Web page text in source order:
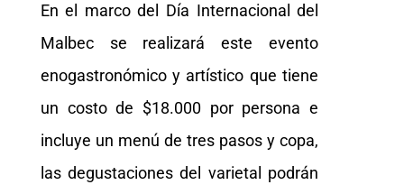
En el marco del Día Internacional del
Malbec se realizará este evento
enogastronómico y artístico que tiene
un costo de $18.000 por persona e
incluye un menú de tres pasos y copa,
las degustaciones del varietal podrán